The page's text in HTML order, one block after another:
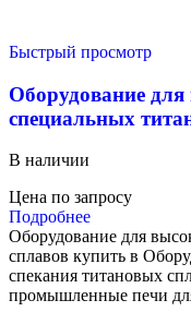
Быстрый просмотр
Оборудование
специальных
В наличии
Цена по запросу
Подробнее
Оборудование для
сплавов купить в
спекания титановых
промышленные печи